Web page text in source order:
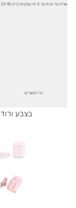
שליח עד הבית עד 5 ימי עסקים! | רק 29.90 ₪ (אילת: 59.90₪) | ייתכנו עיכובים בקו הצפון עקב המצב.
כל המוצרים
תיק עור למדפסת Instax Mini Link 3 בצבע ורוד